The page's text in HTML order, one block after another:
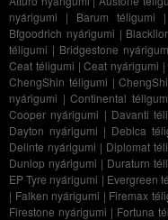
nyárigumi | Barum téligumi |
Bfgoodrich nyárigumi |
téligumi | Bridgestone
Ceat téligumi |Ceat nyárigumi |
ChengShin téligumi |
nyárigumi | Continental
Cooper nyárigumi | Davanti
Dayton nyárigumi | Debica
Delinte nyárigumi | Diplomat
Dunlop nyárigumi | Duraturn
EP Tyre nyárigumi | Evergreen
| Falken nyárigumi | Firemax
Firestone nyárigumi | Fortuna